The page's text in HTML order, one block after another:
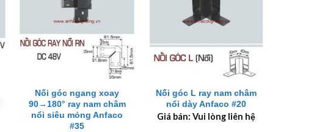
Nối góc ngang xoay
90→180° ray nam châm
nổi siêu mỏng Anfaco
#35
Nối góc L ray nam châm
nổi dày Anfaco #20
Giá bán: Vui lòng liên hệ